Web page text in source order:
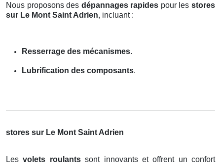
Nous proposons des dépannages rapides pour lesstores
sur Le Mont Saint Adrien, incluant :
Resserrage des mécanismes.
Lubrification des composants.
stores sur Le Mont Saint Adrien
Lesvolets roulantssont innovants et offrent un confort